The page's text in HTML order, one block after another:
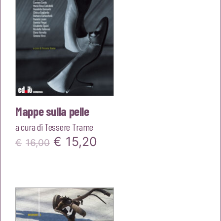
Mappe sulla pelle
a cura di Tessere Trame
€ 16,00 Il
era:
€16,00.
€ 15,20
è:
€15,20.